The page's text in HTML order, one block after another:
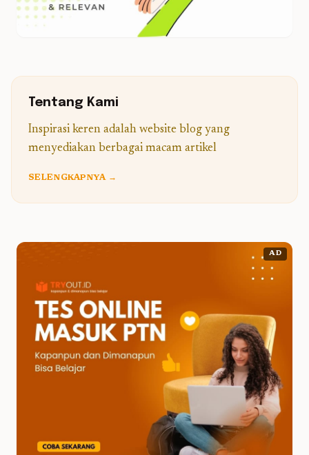
Tentang Kami
Inspirasi keren adalah website blog yang
menyediakan berbagai macam artikel
SELENGKAPNYA →
AD